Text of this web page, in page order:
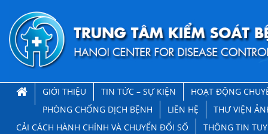
GIỚI THIỆU TIN TỨC – SỰ KIỆN
HOẠT ĐỘNG
PHÒNG CHỐNG DỊCH BỆNH
LIÊN HỆ
THƯ VIỆN
CẢI CÁCH HÀNH CHÍNH VÀ CHUYỂN ĐỔI SỐ
THÔNG TIN